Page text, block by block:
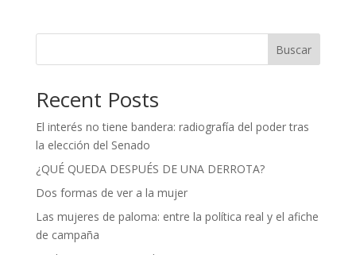
Buscar
Recent Posts
El interés no tiene bandera: radiografía del poder tras
la elección del Senado
¿QUÉ QUEDA DESPUÉS DE UNA DERROTA?
Dos formas de ver a la mujer
Las mujeres de paloma: entre la política real y el afiche
de campaña